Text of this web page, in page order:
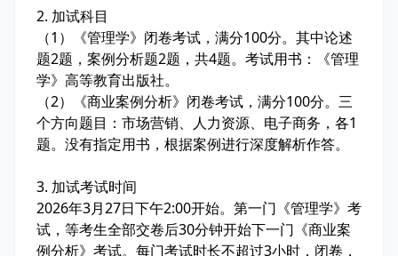
2. 加试科目
（1）《管理学》闭卷考试，满分100分。其中论述
题2题，案例分析题2题，共4题。考试用书：《管理
学》高等教育出版社。
（2）《商业案例分析》闭卷考试，满分100分。三
个方向题目：市场营销、人力资源、电子商务，各1
题。没有指定用书，根据案例进行深度解析作答。
3. 加试考试时间
2026年3月27日下午2:00开始。第一门《管理学》考
试，等考生全部交卷后30分钟开始下一门《商业案
例分析》考试。每门考试时长不超过3小时，闭卷，